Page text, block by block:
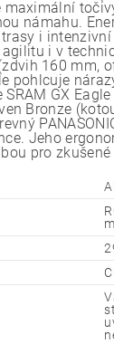
maximální
námahu.
i
i v
160
pohlcuje
GX
Bronze
Jeho
pro